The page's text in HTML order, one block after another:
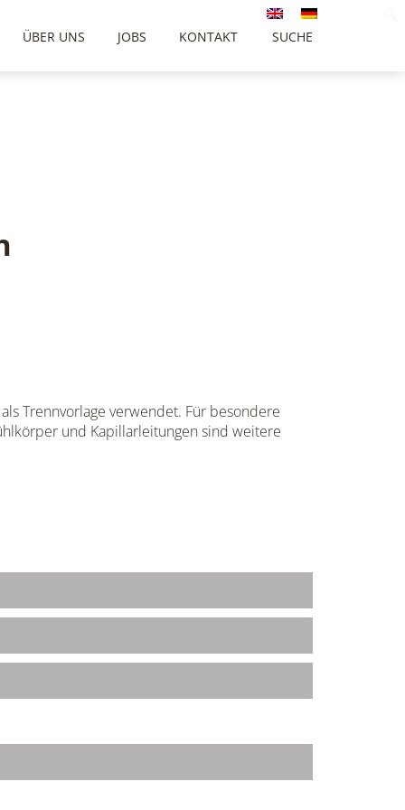
SUCHE
ÜBER UNS JOBS KONTAKT
Trennvorlage verwendet. Für besondere
und Kapillarleitungen sind weitere